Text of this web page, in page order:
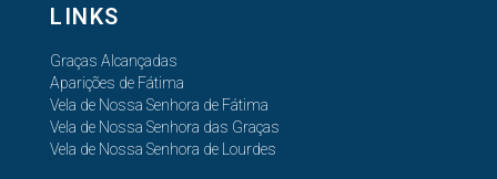
LINKS
Graças Alcançadas
Aparições de Fátima
Vela de Nossa Senhora de Fátima
Vela de Nossa Senhora das Graças
Vela de Nossa Senhora de Lourdes